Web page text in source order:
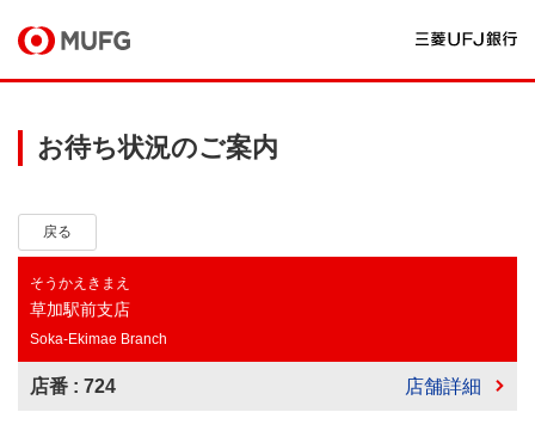
お待ち状況のご案内
戻る
そうかえきまえ
草加駅前支店
Soka-Ekimae Branch
店番 : 724 店舗詳細